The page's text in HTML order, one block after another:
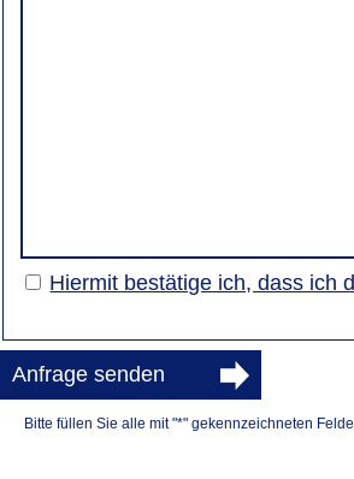
Hiermit bestätige ich, dass ich
Anfrage senden
Bitte füllen Sie alle mit "*" gekennzeichneten